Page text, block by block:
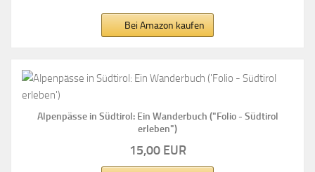
Bei Amazon kaufen
Alpenpässe in Südtirol: Ein Wanderbuch ("Folio - Südtirol
erleben")
15,00 EUR